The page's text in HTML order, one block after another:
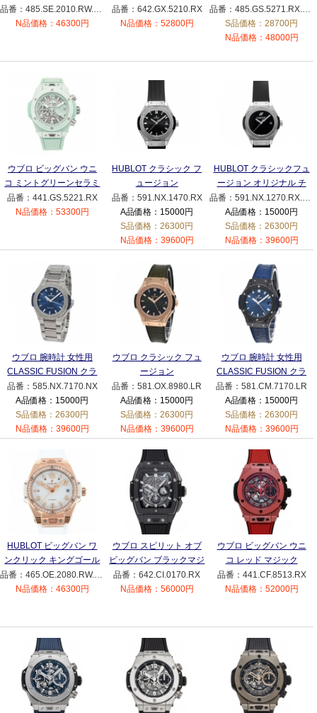
クリック スチール ホワ
イト ダイヤモンド
品番：485.SE.2010.RW.1204
N品価格：46300円
ーンセラミック
642.GX.5210.RX
品番：642.GX.5210.RX
N品価格：52800円
セラミック ダイヤモンド
33mm
485.GS.5271.RX.1204
品番：485.GS.5271.RX.1204
S品価格：28700円
N品価格：48000円
ウブロ ビッグバン ウニ
コ ミントグリーンセラミ
ック 42mm
441.GS.5221.RX
品番：441.GS.5221.RX
N品価格：53300円
HUBLOT クラシック フ
ュージョン
591.NX.1470.RX 時計 レ
ディース
品番：591.NX.1470.RX
A品価格：15000円
S品価格：26300円
N品価格：39600円
HUBLOT クラシックフュ
ージョン オリジナル チ
タニウム
591.NX.1270.RX.MDM
時計 レディース
品番：591.NX.1270.RX.MDM
A品価格：15000円
S品価格：26300円
N品価格：39600円
ウブロ 腕時計 女性用
CLASSIC FUSION クラ
シック フュージョン
585.NX.7170.NX レディ
ース ウォッチ アナログ
自動巻き チタン ベルト
品番：585.NX.7170.NX
A品価格：15000円
S品価格：26300円
N品価格：39600円
ウブロ クラシック フュ
ージョン
581.OX.8980.LR キング
ゴールド レディース ウ
ォッチ アナログ クォー
ツ ワニ革 ラバー ベルト
品番：581.OX.8980.LR
A品価格：15000円
S品価格：26300円
N品価格：39600円
ウブロ 腕時計 女性用
CLASSIC FUSION クラ
シック フュージョン
581.CM.7170.LR セラミ
ック レディース ウォッ
チ アナログ クォーツ ワ
品番：581.CM.7170.LR
A品価格：15000円
S品価格：26300円
N品価格：39600円
HUBLOT ビッグバン ワ
ンクリック キングゴール
ド ホワイト ダイヤモン
ド
品番：465.OE.2080.RW.1204
N品価格：46300円
ウブロ スピリット オブ
ビッグバン ブラックマジ
ック 642.CI.0170.RX グ
レー
品番：642.CI.0170.RX
N品価格：56000円
ウブロ ビッグバン ウニ
コ レッド マジック
441.CF.8513.RX グレー
品番：441.CF.8513.RX
N品価格：52000円